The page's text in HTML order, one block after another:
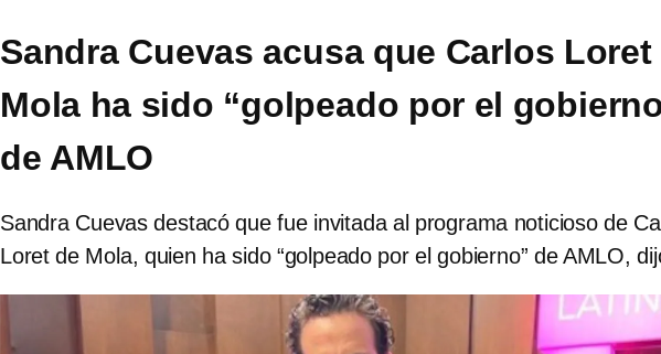
Sandra Cuevas acusa que Carlos Loret
Mola ha sido “golpeado por el
de AMLO
Sandra Cuevas destacó que fue invitada al programa noticioso de
Loret de Mola, quien ha sido “golpeado por el gobierno” de AMLO,